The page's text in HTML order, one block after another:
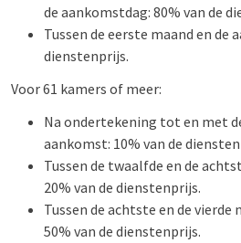
de aankomstdag: 80% van de
Tussen de eerste maand en de
dienstenprijs.
Voor 61 kamers of meer:
Na ondertekening tot en met
aankomst: 10% van de
Tussen de twaalfde en de
20% van de dienstenprijs.
Tussen de achtste en de
50% van de dienstenprijs.